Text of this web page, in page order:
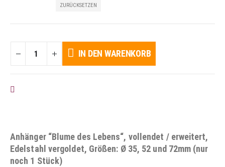
ZURÜCKSETZEN
IN DEN WARENKORB
Anhänger “Blume des Lebens“, vollendet / erweitert,
Edelstahl vergoldet, Größen: Ø 35, 52 und 72mm (nur
noch 1 Stück)